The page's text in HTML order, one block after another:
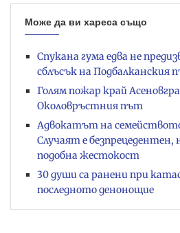
Може да ви хареса също
Спукана гума едва не
сблъсък на Подбалканския
Голям пожар край
Околовръстния път
Адвокатът на семейството
Случаят е безпрецедентен,
подобна жестокост
30 души са ранени при
последното денонощие